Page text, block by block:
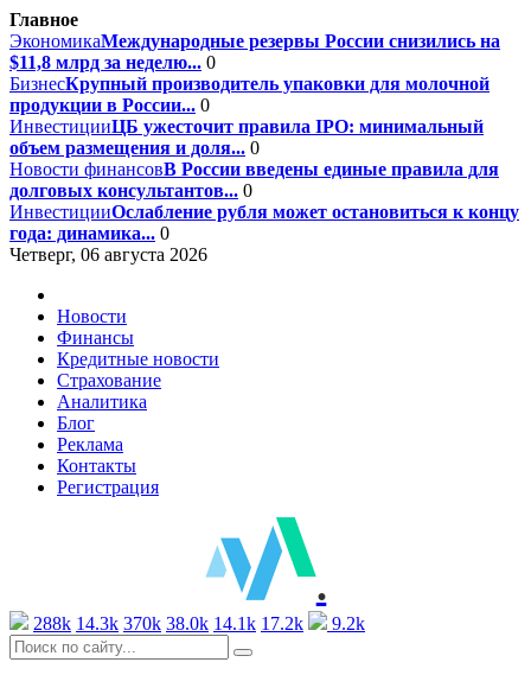
Главное
ЭкономикаМеждународные резервы России снизились на
$11,8 млрд за неделю... 0
БизнесКрупный производитель упаковки для молочной
продукции в России... 0
ИнвестицииЦБ ужесточит правила IPO: минимальный
объем размещения и доля... 0
Новости финансовВ России введены единые правила для
долговых консультантов... 0
ИнвестицииОслабление рубля может остановиться к концу
года: динамика... 0
Четверг, 06 августа 2026
Новости
Финансы
Кредитные новости
Страхование
Аналитика
Блог
Реклама
Контакты
Регистрация
.
288k 14.3k 370k 38.0k 14.1k 17.2k 9.2k